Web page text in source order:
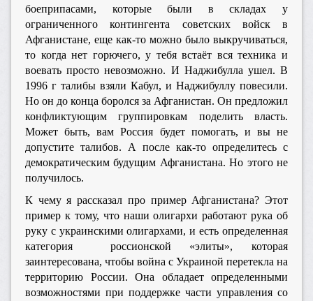
боеприпасами, которые были в складах у
ограниченного контингента советских войск в
Афганистане, еще как-то можно было выкручиваться,
то когда нет горючего, у тебя встаёт вся техника и
воевать просто невозможно. И Наджибулла ушел. В
1996 г талибы взяли Кабул, и Наджибуллу повесили.
Но он до конца боролся за Афганистан. Он предложил
конфликтующим группировкам поделить власть.
Может быть, вам Россия будет помогать, и вы не
допустите талибов. А после как-то определитесь с
демократическим будущим Афганистана. Но этого не
получилось.
К чему я рассказал про пример Афганистана? Этот
пример к тому, что наши олигархи работают рука об
руку с украинскими олигархами, и есть определенная
категория россионской «элиты», которая
заинтересована, чтобы война с Украиной перетекла на
территорию России. Она обладает определенными
возможностями при поддержке части управления со